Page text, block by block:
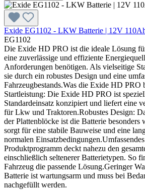
Exide EG1102 - LKW Batterie | 12V
EG1102
Die Exide HD PRO ist die ideale Lösung
eine zuverlässige und effiziente
Anforderungen benötigen. Als vielseitige
sie durch ein robustes Design und eine
Fahrzeugbestands.Was die Exide HD PRO
Startleistung: Die Exide HD PRO ist
Standardeinsatz konzipiert und liefert eine
für Lkw und Traktoren.Robustes Design:
der Plattenblöcke ist die Batterie besonders
sorgt für eine stabile Bauweise und eine
normalen
Produktprogramm deckt nahezu den
einschließlich seltenerer Batterietypen. So
Fahrzeug die passende Lösung.Geringer
Batterie ist wartungsarm und muss bei
nachgefüllt werden.